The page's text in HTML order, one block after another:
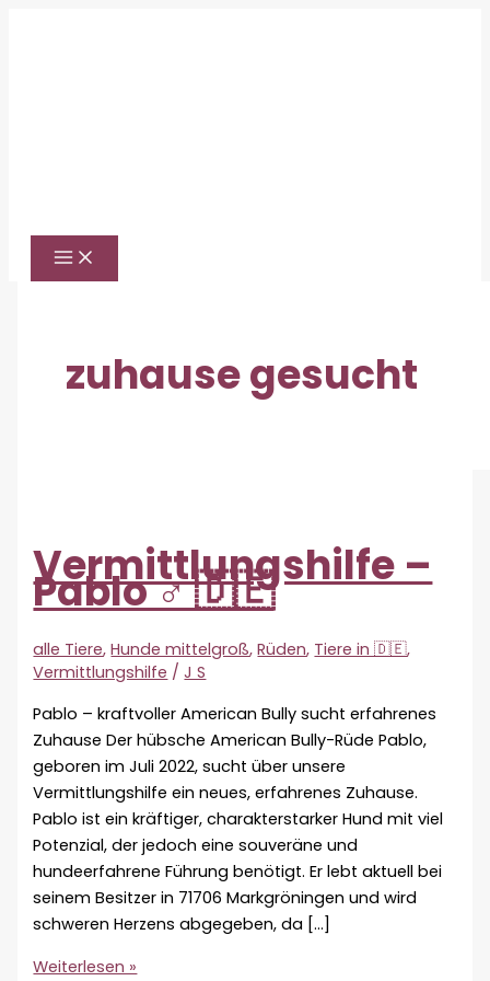
zuhause gesucht
Vermittlungshilfe –
Pablo ♂ 🇩🇪
alle Tiere,Hunde mittelgroß,Rüden, Tiere in 🇩🇪,
Vermittlungshilfe /J S
Pablo – kraftvoller American Bully sucht erfahrenes
Zuhause Der hübsche American Bully-Rüde Pablo,
geboren im Juli 2022, sucht über unsere
Vermittlungshilfe ein neues, erfahrenes Zuhause.
Pablo ist ein kräftiger, charakterstarker Hund mit viel
Potenzial, der jedoch eine souveräne und
hundeerfahrene Führung benötigt. Er lebt aktuell bei
seinem Besitzer in 71706 Markgröningen und wird
schweren Herzens abgegeben, da […]
Vermittlungshilfe
Weiterlesen »